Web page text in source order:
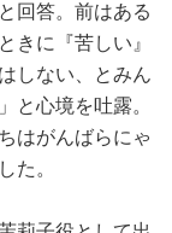
回答。前はある
きに『苦しい』
しない、とみん
と心境を吐露。
はがんばらにゃ
た。